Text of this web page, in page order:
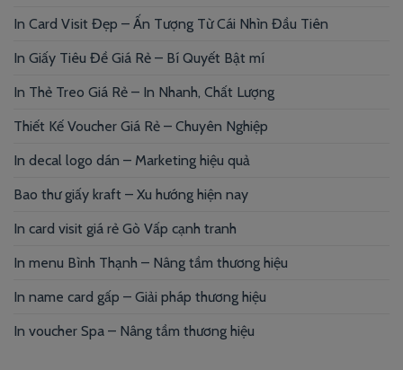
In Card Visit Đẹp – Ấn Tượng Từ Cái Nhìn Đầu Tiên
In Giấy Tiêu Đề Giá Rẻ – Bí Quyết Bật mí
In Thẻ Treo Giá Rẻ – In Nhanh, Chất Lượng
Thiết Kế Voucher Giá Rẻ – Chuyên Nghiệp
In decal logo dán – Marketing hiệu quả
Bao thư giấy kraft – Xu hướng hiện nay
In card visit giá rẻ Gò Vấp cạnh tranh
In menu Bình Thạnh – Nâng tầm thương hiệu
In name card gấp – Giải pháp thương hiệu
In voucher Spa – Nâng tầm thương hiệu